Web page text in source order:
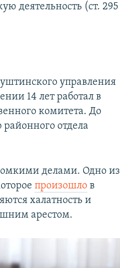
деятельность (ст. 295
управления
14 лет работал в
комитета. До
отдела
делами. Одно из
произошло в
халатность и
арестом.